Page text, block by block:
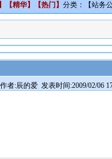
【精华】【热门 】 分类：【站务
作者:辰的爱 发表时间:2009/02/06